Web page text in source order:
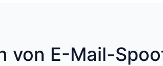
von E-Mail-